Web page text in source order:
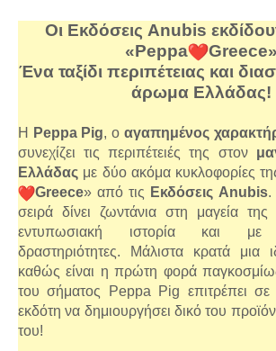
Οι Εκδόσεις Anubis
«Peppa Greece»
Ένα ταξίδι περιπέτειας και
άρωμα Ελλάδας!
Η Peppa Pig, ο αγαπημένος
συνεχίζει τις περιπέτειές της στον
Ελλάδας με δύο ακόμα κυκλοφορίες
Greece» από τις Εκδόσεις Anubis.
σειρά δίνει ζωντάνια στη μαγεία
εντυπωσιακή ιστορία και με
δραστηριότητες. Μάλιστα κρατά μια
καθώς είναι η πρώτη φορά
του σήματος Peppa Pig επιτρέπει σε
εκδότη να δημιουργήσει δικό του
του!